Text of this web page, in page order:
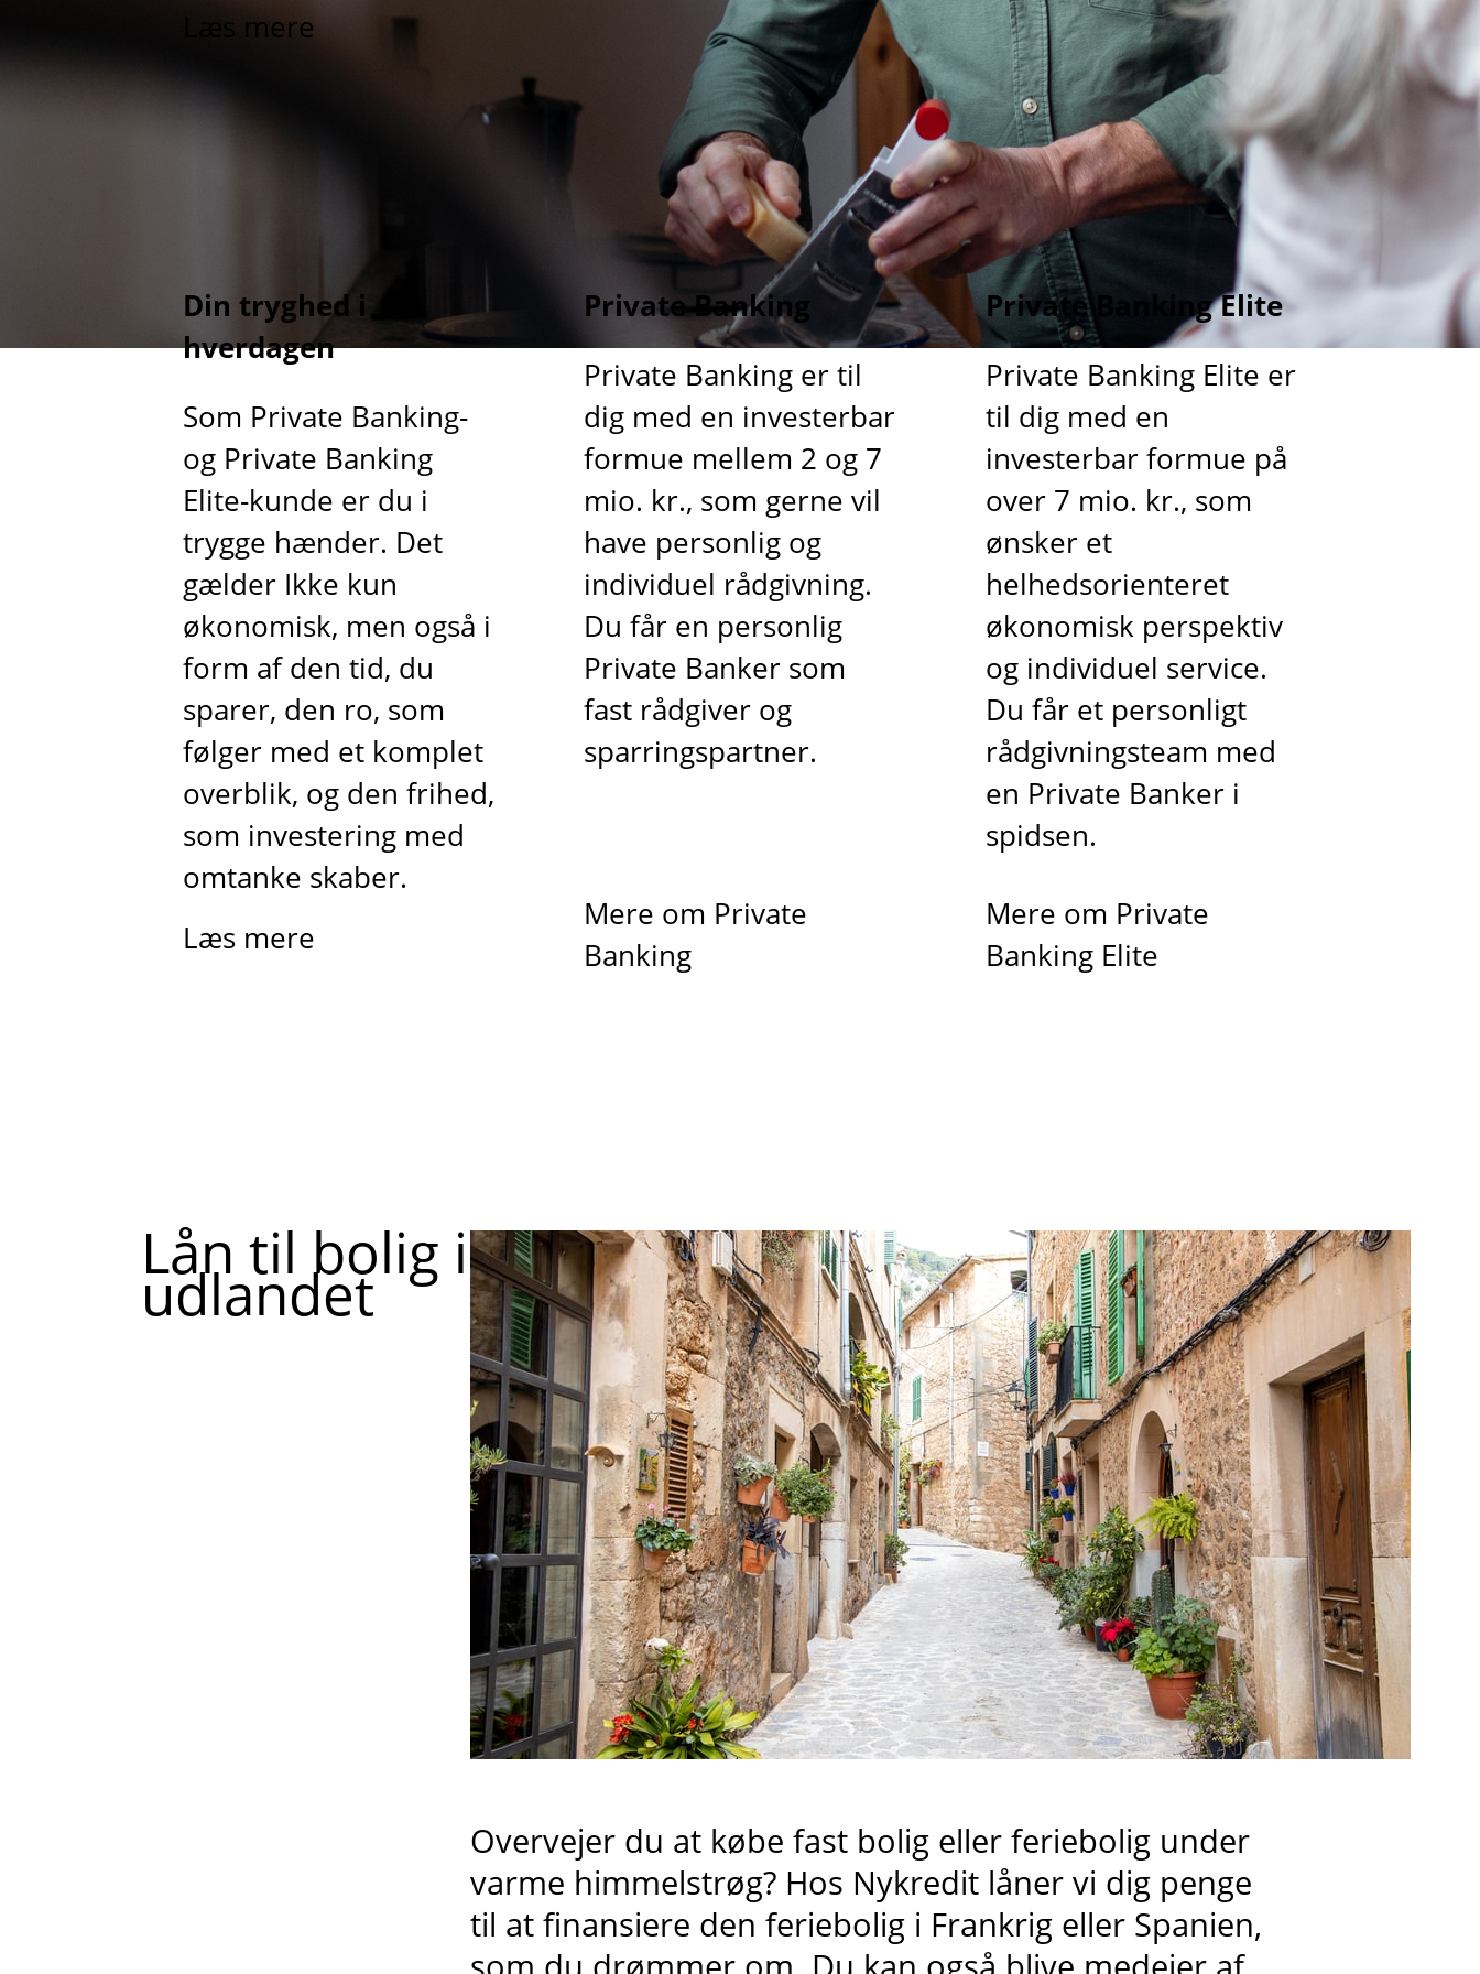
Læs mere
Din tryghed i
hverdagen
Som Private Banking-
og Private Banking
Elite-kunde er du i
trygge hænder. Det
gælder Ikke kun
økonomisk, men også i
form af den tid, du
sparer, den ro, som
følger med et komplet
overblik, og den frihed,
som investering med
omtanke skaber.
Læs mere
Private Banking
Private Banking er til
dig med en investerbar
formue mellem 2 og 7
mio. kr., som gerne vil
have personlig og
individuel rådgivning.
Du får en personlig
Private Banker som
fast rådgiver og
sparringspartner.
Mere om Private
Banking
Private Banking Elite
Private Banking Elite er
til dig med en
investerbar formue på
over 7 mio. kr., som
ønsker et
helhedsorienteret
økonomisk perspektiv
og individuel service.
Du får et personligt
rådgivningsteam med
en Private Banker i
spidsen.
Mere om Private
Banking Elite
Lån til bolig i
udlandet
Overvejer du at købe fast bolig eller feriebolig under
varme himmelstrøg? Hos Nykredit låner vi dig penge
til at finansiere den feriebolig i Frankrig eller Spanien,